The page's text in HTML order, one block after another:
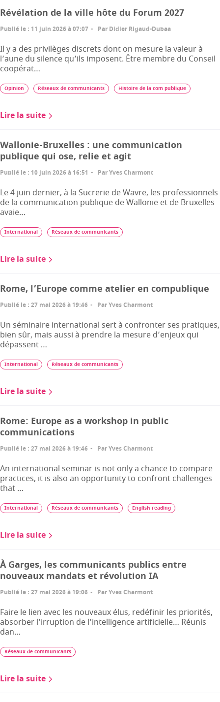
Révélation de la ville hôte du Forum 2027
Publié le : 11 juin 2026 à 07:07 Par Didier Rigaud-Dubaa
Il y a des privilèges discrets dont on mesure la valeur à
l’aune du silence qu’ils imposent. Être membre du Conseil
coopérat…
Lire la suite
Opinion Réseaux de communicants Histoire de la com publique
Wallonie-Bruxelles : une communication
publique qui ose, relie et agit
Publié le : 10 juin 2026 à 16:51 ParYves Charmont
Le 4 juin dernier, à la Sucrerie de Wavre, les professionnels
de la communication publique de Wallonie et de Bruxelles
avaie…
Lire la suite
International Réseaux de communicants
Rome, l’Europe comme atelier en compublique
Publié le : 27 mai 2026 à 19:46 ParYves Charmont
Un séminaire international sert à confronter ses pratiques,
bien sûr, mais aussi à prendre la mesure d’enjeux qui
dépassent …
Lire la suite
International Réseaux de communicants
Rome: Europe as a workshop in public
communications
Publié le : 27 mai 2026 à 19:46 ParYves Charmont
An international seminar is not only a chance to compare
practices, it is also an opportunity to confront challenges
that …
Lire la suite
International Réseaux de communicants English reading
À Garges, les communicants publics entre
nouveaux mandats et révolution IA
Publié le : 27 mai 2026 à 19:06 ParYves Charmont
Faire le lien avec les nouveaux élus, redéfinir les priorités,
absorber l’irruption de l’intelligence artificielle… Réunis
dan…
Lire la suite
Réseaux de communicants